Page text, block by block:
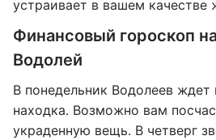
устраивает в вашем качестве
Финансовый гороскоп
Водолей
В понедельник Водолеев ждет
находка. Возможно вам
украденную вещь. В четверг